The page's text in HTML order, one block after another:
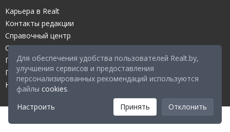
Для обеспечения удобства пользователей Realt.by,
улучшения сервисов и предоставления
персонализированных рекомендаций используются
файлы cookies.
Настроить
Принять Отклонить
Карьера в Realt
Контакты редакции
Справочный центр
Служба поддержки
Прейскурант
Правовые документы
Настройка файлов cookies